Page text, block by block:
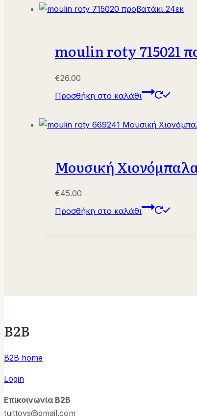
€32.00.
moulin roty 715021
€26.00
Προσθήκη στο καλάθι
Μουσική
€45.00
Προσθήκη στο καλάθι
B2B
B2B home
Login
Επικοινωνία B2B
tuittoys@gmail.com